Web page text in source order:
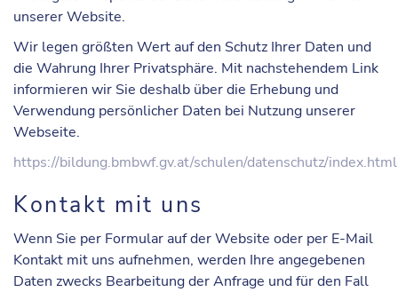
unserer Website.
Wir legen größten Wert auf den Schutz Ihrer Daten und
die Wahrung Ihrer Privatsphäre. Mit nachstehendem Link
informieren wir Sie deshalb über die Erhebung und
Verwendung persönlicher Daten bei Nutzung unserer
Webseite.
https://bildung.bmbwf.gv.at/schulen/datenschutz/index.html
Kontakt mit uns
Wenn Sie per Formular auf der Website oder per E-Mail
Kontakt mit uns aufnehmen, werden Ihre angegebenen
Daten zwecks Bearbeitung der Anfrage und für den Fall